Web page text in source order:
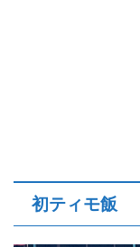
初ティモ飯